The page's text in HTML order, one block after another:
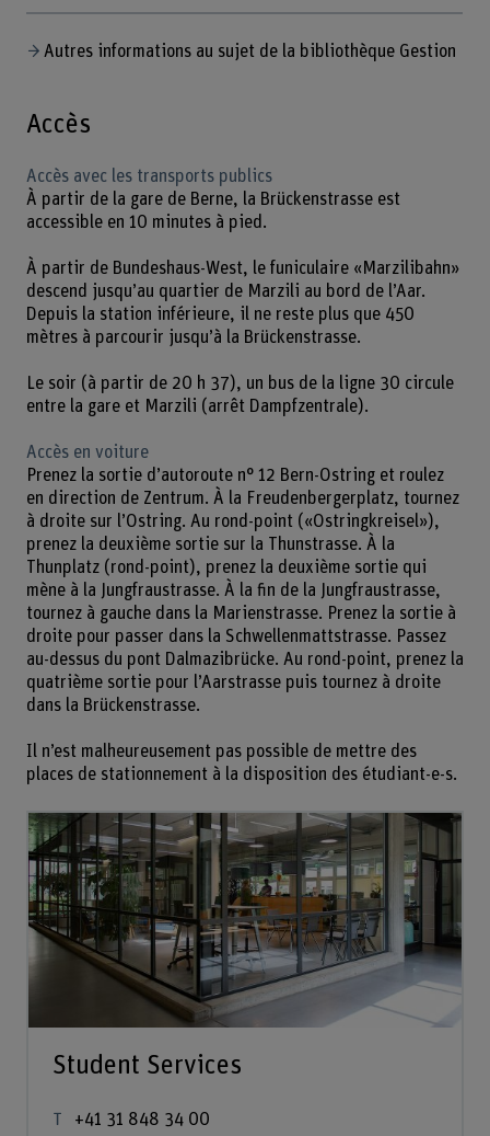
Autres informations au sujet de la bibliothèque Gestion
Accès
Accès avec les transports publics
À partir de la gare de Berne, la Brückenstrasse est
accessible en 10 minutes à pied.
À partir de Bundeshaus-West, le funiculaire «Marzilibahn»
descend jusqu’au quartier de Marzili au bord de l’Aar.
Depuis la station inférieure, il ne reste plus que 450
mètres à parcourir jusqu’à la Brückenstrasse.
Le soir (à partir de 20 h 37), un bus de la ligne 30 circule
entre la gare et Marzili (arrêt Dampfzentrale).
Accès en voiture
Prenez la sortie d’autoroute n° 12 Bern-Ostring et roulez
en direction de Zentrum. À la Freudenbergerplatz, tournez
à droite sur l’Ostring. Au rond-point («Ostringkreisel»),
prenez la deuxième sortie sur la Thunstrasse. À la
Thunplatz (rond-point), prenez la deuxième sortie qui
mène à la Jungfraustrasse. À la fin de la Jungfraustrasse,
tournez à gauche dans la Marienstrasse. Prenez la sortie à
droite pour passer dans la Schwellenmattstrasse. Passez
au-dessus du pont Dalmazibrücke. Au rond-point, prenez la
quatrième sortie pour l’Aarstrasse puis tournez à droite
dans la Brückenstrasse.
Il n’est malheureusement pas possible de mettre des
places de stationnement à la disposition des étudiant-e-s.
Student Services
+41 31 848 34 00